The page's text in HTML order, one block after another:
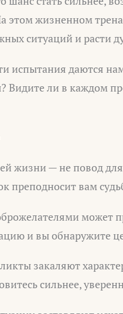
этом жизненном
ситуаций и расти
испытания даются
Видите ли в каждом
жизни — не повод
преподносит вам
может
и вы обнаружите
закаляют
сильнее,